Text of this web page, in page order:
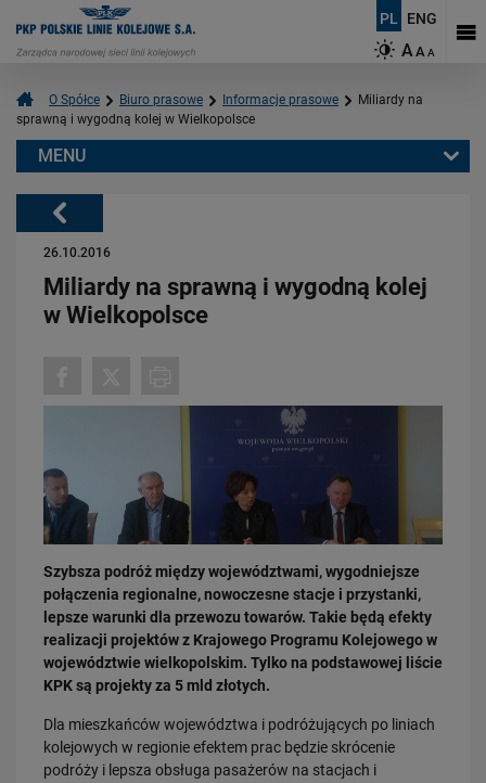
PL ENG
AAA
O Spółce Biuro prasowe Informacje prasowe
Miliardy na
sprawną i wygodną kolej w Wielkopolsce
Powrót
26.10.2016
Miliardy na sprawną i wygodną kolej
w Wielkopolsce
Szybsza podróż między województwami, wygodniejsze
połączenia regionalne, nowoczesne stacje i przystanki,
lepsze warunki dla przewozu towarów. Takie będą efekty
realizacji projektów z Krajowego Programu Kolejowego w
województwie wielkopolskim. Tylko na podstawowej liście
KPK są projekty za 5 mld złotych.
Dla mieszkańców województwa i podróżujących po liniach
kolejowych w regionie efektem prac będzie skrócenie
podróży i lepsza obsługa pasażerów na stacjach i
MENU
Budujemy nowoczesną kolej na Kaszubach [FOTOGALERIA]
03.08.2026
Dzięki KPO kolej zmieniła Limanową